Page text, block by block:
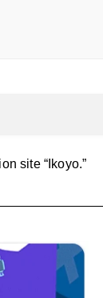
site “Ikoyo.”